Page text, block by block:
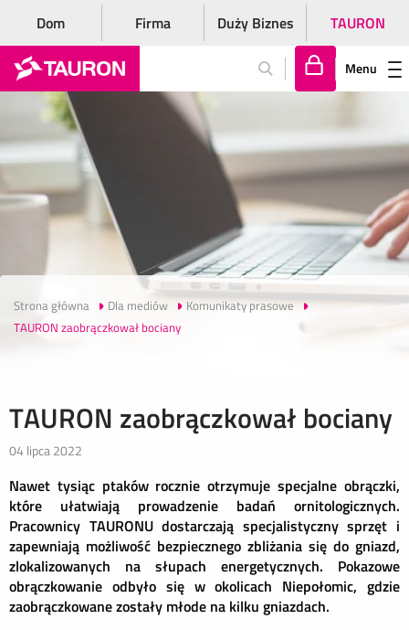
Dom Firma Duży Biznes TAURON
lo
gu
j
si
ę
Menu
Strona główna Dla mediów
Komunikaty prasowe
TAURON zaobrączkował bociany
TAURON zaobrączkował bociany
04 lipca 2022
Nawet tysiąc ptaków rocznie otrzymuje specjalne obrączki,
które ułatwiają prowadzenie badań ornitologicznych.
Pracownicy TAURONU dostarczają specjalistyczny sprzęt i
zapewniają możliwość bezpiecznego zbliżania się do gniazd,
zlokalizowanych na słupach energetycznych. Pokazowe
obrączkowanie odbyło się w okolicach Niepołomic, gdzie
zaobrączkowane zostały młode na kilku gniazdach.